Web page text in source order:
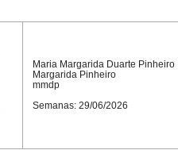
Maria Margarida Duarte Pinheiro
Margarida Pinheiro
mmdp
Semanas: 29/06/2026